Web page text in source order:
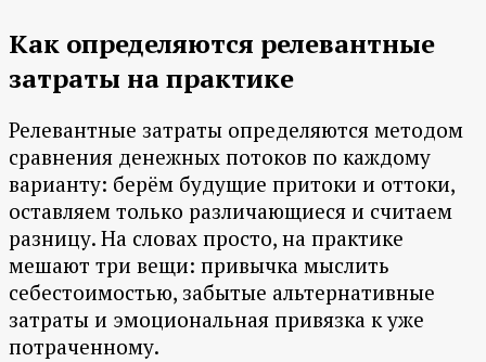
Как определяются релевантные
затраты на практике
Релевантные затраты определяются методом
сравнения денежных потоков по каждому
варианту: берём будущие притоки и оттоки,
оставляем только различающиеся и считаем
разницу. На словах просто, на практике
мешают три вещи: привычка мыслить
себестоимостью, забытые альтернативные
затраты и эмоциональная привязка к уже
потраченному.